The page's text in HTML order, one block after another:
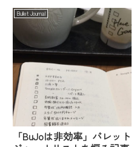
Bullet Journal
「BuJoは非効率」バレット